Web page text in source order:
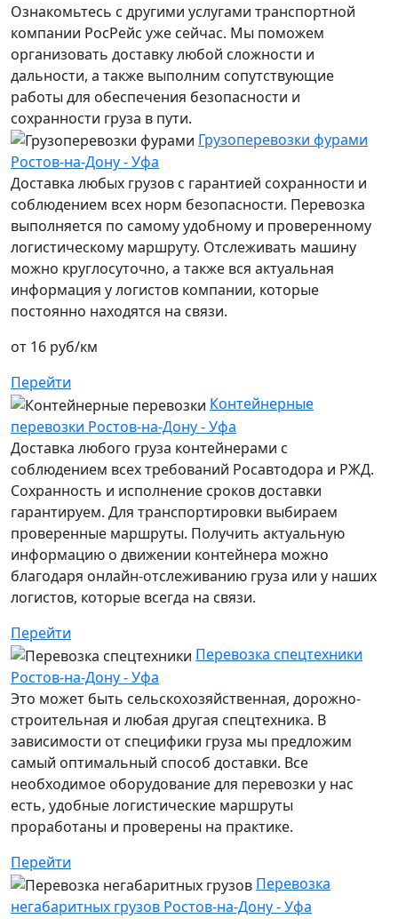
Ознакомьтесь с другими услугами транспортной
компании РосРейс уже сейчас. Мы поможем
организовать доставку любой сложности и
дальности, а также выполним сопутствующие
работы для обеспечения безопасности и
сохранности груза в пути.
Грузоперевозки фурами
Ростов-на-Дону - Уфа
Доставка любых грузов с гарантией сохранности и
соблюдением всех норм безопасности. Перевозка
выполняется по самому удобному и проверенному
логистическому маршруту. Отслеживать машину
можно круглосуточно, а также вся актуальная
информация у логистов компании, которые
постоянно находятся на связи.
от 16 руб/км
Перейти
Контейнерные
перевозки Ростов-на-Дону - Уфа
Доставка любого груза контейнерами с
соблюдением всех требований Росавтодора и РЖД.
Сохранность и исполнение сроков доставки
гарантируем. Для транспортировки выбираем
проверенные маршруты. Получить актуальную
информацию о движении контейнера можно
благодаря онлайн-отслеживанию груза или у наших
логистов, которые всегда на связи.
Перейти
Перевозка спецтехники
Ростов-на-Дону - Уфа
Это может быть сельскохозяйственная, дорожно-
строительная и любая другая спецтехника. В
зависимости от специфики груза мы предложим
самый оптимальный способ доставки. Все
необходимое оборудование для перевозки у нас
есть, удобные логистические маршруты
проработаны и проверены на практике.
Перейти
Перевозка
негабаритных грузов Ростов-на-Дону - Уфа